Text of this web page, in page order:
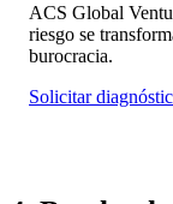
ACS Global
riesgo se
burocracia.
Solicitar